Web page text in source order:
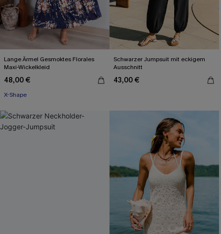
Lange Ärmel Gesmoktes Florales
Maxi-Wickelkleid
48,00 €
X-Shape
Schwarzer Jumpsuit mit eckigem
Ausschnitt
43,00 €